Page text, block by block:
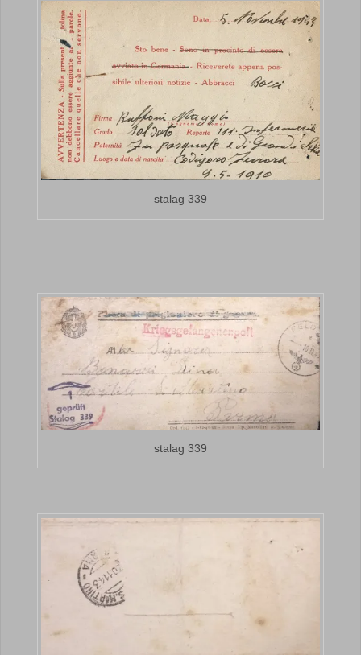
stalag 339
stalag 339